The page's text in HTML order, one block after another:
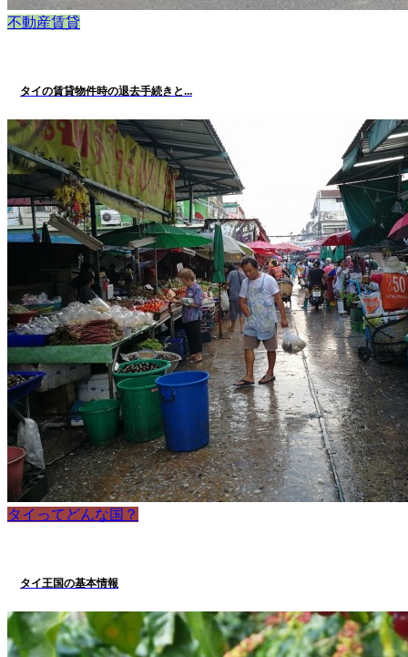
不動産賃貸
タイの賃貸物件時の退去手続きと...
タイってどんな国？
タイ王国の基本情報